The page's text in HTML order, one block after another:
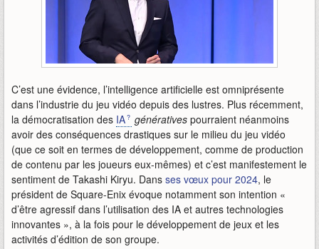
C’est une évidence, l’intelligence artificielle est omniprésente
dans l’industrie du jeu vidéo depuis des lustres. Plus récemment,
la démocratisation des IA génératives pourraient néanmoins
avoir des conséquences drastiques sur le milieu du jeu vidéo
(que ce soit en termes de développement, comme de production
de contenu par les joueurs eux-mêmes) et c’est manifestement le
sentiment de Takashi Kiryu. Dans ses vœux pour 2024, le
président de Square-Enix évoque notamment son intention «
d’être agressif dans l’utilisation des IA et autres technologies
innovantes », à la fois pour le développement de jeux et les
activités d’édition de son groupe.